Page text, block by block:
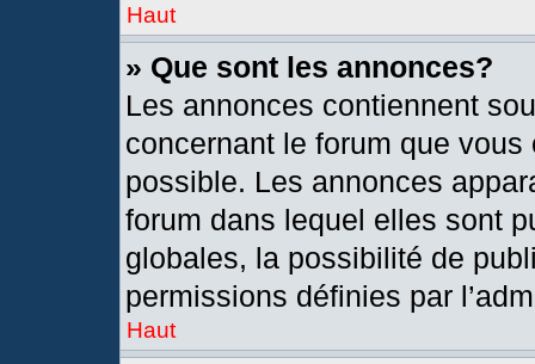
Haut
» Que sont les annonces?
Les annonces contiennent
concernant le forum que
possible. Les annonces
forum dans lequel elles sont
globales, la possibilité de
permissions définies par
Haut